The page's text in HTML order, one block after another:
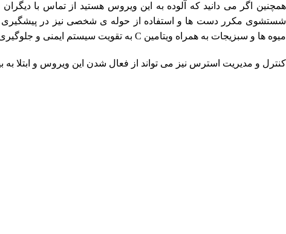
همچنین اگر می دانید که آلوده به این ویروس هستید از تماس با
شستشوی مکرر دست ها و استفاده از حوله ی شخصی نیز در پیشگیری
میوه ها و سبزیجات به همراه ویتامین C به تقویت سیستم ایمنی و جلوگیری از بیماری تبخال کمک زیادی می کند.
کنترل و مدیریت استرس نیز می تواند از فعال شدن این ویروس و ابتلا به